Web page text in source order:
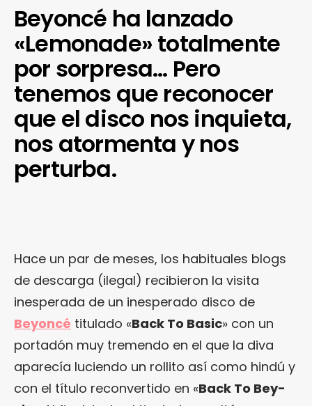
Beyoncé ha lanzado
«Lemonade» totalmente
por sorpresa… Pero
tenemos que reconocer
que el disco nos inquieta,
nos atormenta y nos
perturba.
Hace un par de meses, los habituales blogs
de descarga (ilegal) recibieron la visita
inesperada de un inesperado disco de
Beyoncé titulado «Back To Basic» con un
portadón muy tremendo en el que la diva
aparecía luciendo un rollito así como hindú y
con el título reconvertido en «Back To Bey-